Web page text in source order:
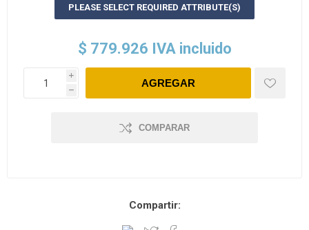
PLEASE SELECT REQUIRED ATTRIBUTE(S)
$ 779.926 IVA incluido
i
h
COMPARAR
Compartir: